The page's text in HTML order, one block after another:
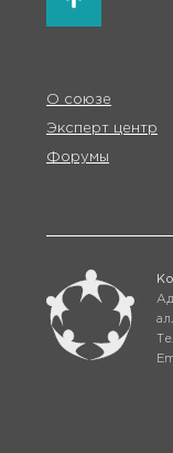
О союзе
Эксперт центр
Форумы